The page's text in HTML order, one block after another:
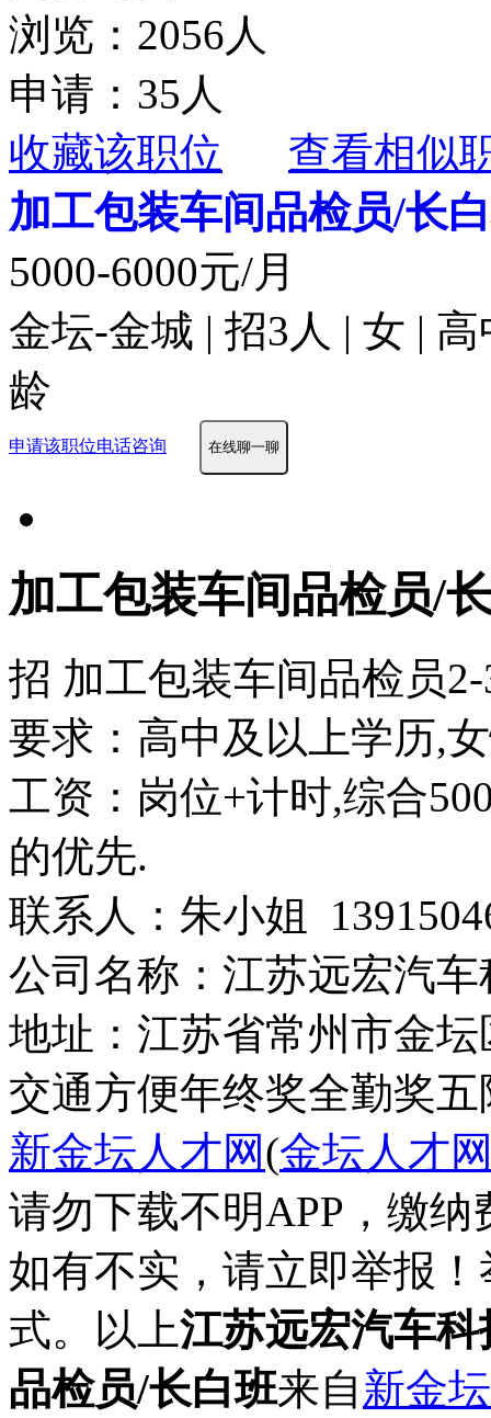
浏览：2056人
申请：35人
收藏该职位
查看相似
加工包装车间品检员/长
5000-6000元/月
金坛-金城 | 招3人 | 女 |
龄
申请该职位电话咨询 在线聊一聊
加工包装车间品检员/
招 加工包装车间品检员
要求：高中及以上学历,
工资：岗位+计时,综合
的优先.
联系人：朱小姐
公司名称：江苏远宏汽
地址：江苏省常州市金
交通方便年终奖全勤奖五
新金坛人才网(金坛人才
请勿下载不明APP，缴
如有不实，请立即举报
式。以上江苏远宏汽车
品检员/长白班来自新金